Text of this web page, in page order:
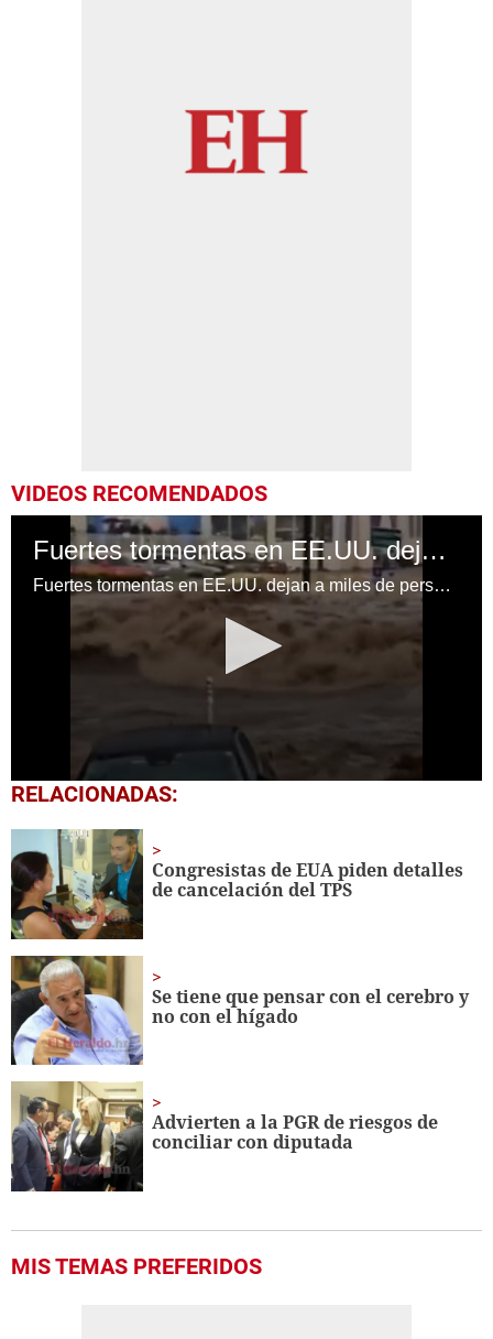
VIDEOS RECOMENDADOS
Fuertes tormentas en EE.UU. dejan inundaciones
Fuertes tormentas en EE.UU. dejan a miles de personas sin luz y causan inundaciones
0
seconds
minute,
57
seconds
RELACIONADAS:
Congresistas de EUA piden detalles
de cancelación del TPS
Se tiene que pensar con el cerebro y
no con el hígado
Advierten a la PGR de riesgos de
conciliar con diputada
MIS TEMAS PREFERIDOS